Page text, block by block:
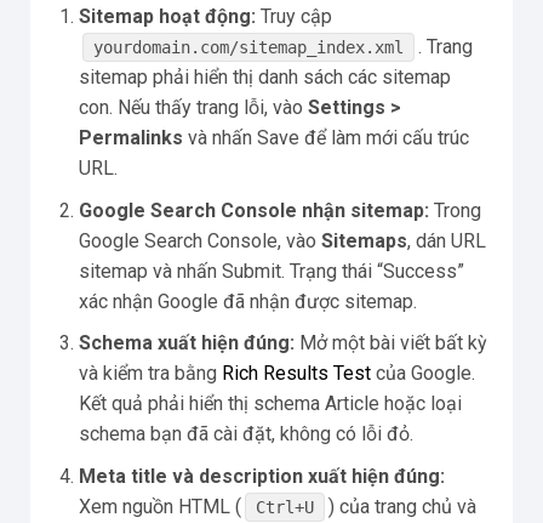
Sitemap hoạt động: Truy cập
yourdomain.com/sitemap_index.xml
. Trang
sitemap phải hiển thị danh sách các sitemap
con. Nếu thấy trang lỗi, vào Settings >
Permalinks và nhấn Save để làm mới cấu trúc
URL.
Google Search Console nhận sitemap: Trong
Google Search Console, vào Sitemaps, dán URL
sitemap và nhấn Submit. Trạng thái “Success”
xác nhận Google đã nhận được sitemap.
Schema xuất hiện đúng: Mở một bài viết bất kỳ
và kiểm tra bằng Rich Results Test của Google.
Kết quả phải hiển thị schema Article hoặc loại
schema bạn đã cài đặt, không có lỗi đỏ.
Meta title và description xuất hiện đúng:
Xem nguồn HTML (
Ctrl+U
) của trang chủ và